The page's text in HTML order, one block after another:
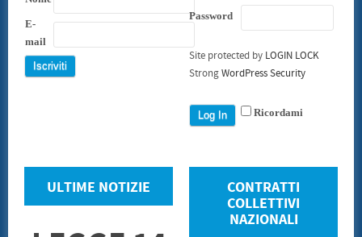
E-
mail
Password
Site protected by LOGIN LOCK
StrongWordPress Security
Ricordami
ULTIME NOTIZIE
CONTRATTI
COLLETTIVI
NAZIONALI